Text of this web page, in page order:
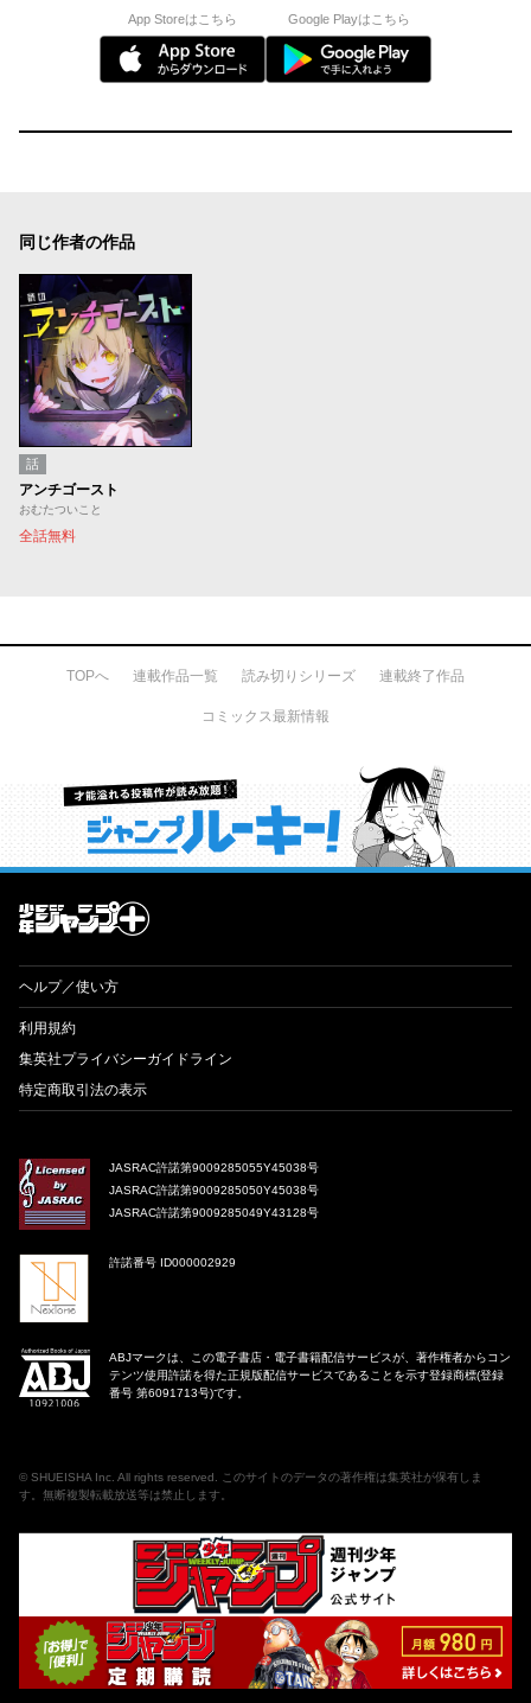
App Storeはこちら Google Playはこちら
同じ作者の作品
話
アンチゴースト
おむたついこと
全話無料
TOPへ 連載作品一覧 読み切りシリーズ 連載終了作品
コミックス最新情報
才能溢れる投稿作が読み放題！ ジャンプルーキー！
ヘルプ／使い方
利用規約
集英社プライバシーガイドライン
特定商取引法の表示
JASRAC許諾第9009285055Y45038号
JASRAC許諾第9009285050Y45038号
JASRAC許諾第9009285049Y43128号
許諾番号 ID000002929
ABJマークは、この電子書店・電子書籍配信サービスが、著作権者からコン
テンツ使用許諾を得た正規版配信サービスであることを示す登録商標(登録
番号 第6091713号)です。
© SHUEISHA Inc. All rights reserved. このサイトのデータの著作権は集英社が保有しま
す。無断複製転載放送等は禁止します。